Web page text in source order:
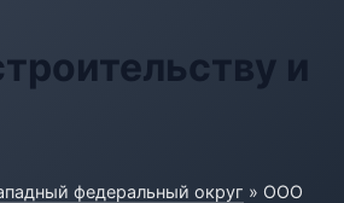
и
федеральный округ » ООО